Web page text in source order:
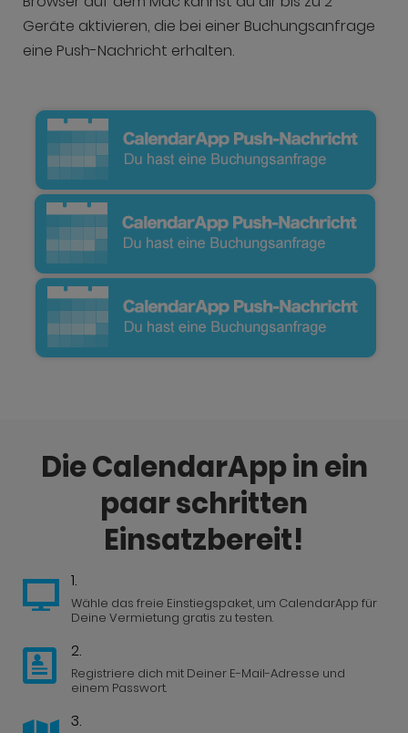
Geräte aktivieren, die bei einer Buchungsanfrage
eine Push-Nachricht erhalten.
Die CalendarApp in ein
paar schritten
Einsatzbereit!
1.
Wähle das freie Einstiegspaket, um CalendarApp für
Deine Vermietung gratis zu testen.
2.
Registriere dich mit Deiner E-Mail-Adresse und
einem Passwort.
3.